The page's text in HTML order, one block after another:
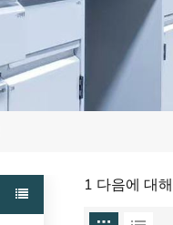
1 다음에 대